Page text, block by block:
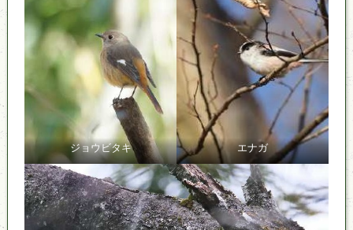
ジョウビタキ エナガ